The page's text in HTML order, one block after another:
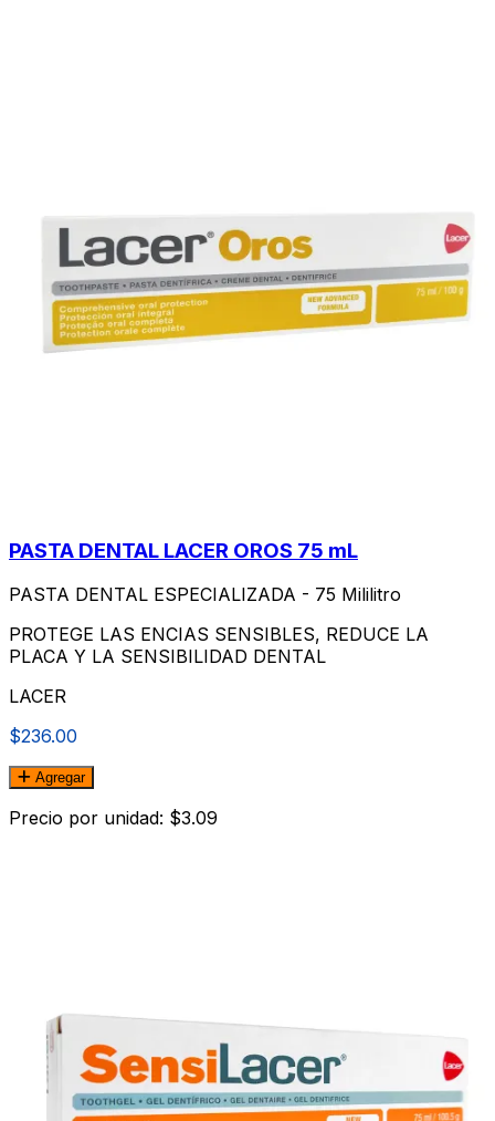
PASTA DENTAL LACER OROS 75 mL
PASTA DENTAL ESPECIALIZADA - 75 Mililitro
PROTEGE LAS ENCIAS SENSIBLES, REDUCE LA
PLACA Y LA SENSIBILIDAD DENTAL
LACER
$236.00
Agregar
Precio por unidad: $3.09